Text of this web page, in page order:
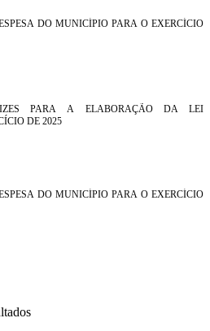
DO MUNICÍPIO PARA O EXERCÍCIO
PARA A ELABORAÇÃO DA LEI
DE 2025
DO MUNICÍPIO PARA O EXERCÍCIO